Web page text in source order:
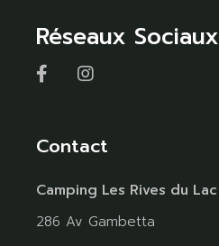
Réseaux Sociaux
Contact
Camping Les Rives du Lac
286 Av Gambetta